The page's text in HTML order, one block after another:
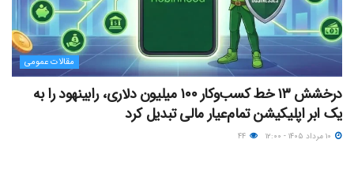
مقالات عمومی
درخشش ۱۳ خط کسب‌وکار ۱۰۰ میلیون دلاری، رابینهود را به
یک ابر اپلیکیشن تمام‌عیار مالی تبدیل کرد